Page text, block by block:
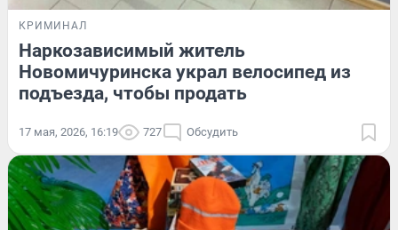
КРИМИНАЛ
Наркозависимый житель
Новомичуринска украл велосипед из
подъезда, чтобы продать
17 мая, 2026, 16:19 727 Обсудить